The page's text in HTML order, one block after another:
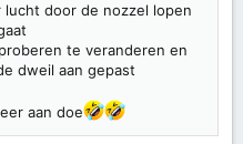
door de nozzel lopen
te veranderen en
dweil aan gepast
aan doe